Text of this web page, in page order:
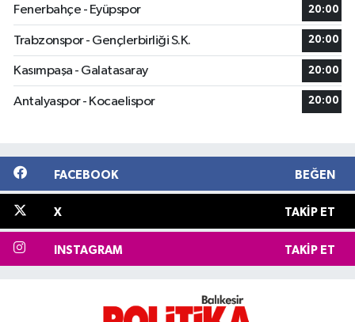
Fenerbahçe - Eyüpspor 20:00
Trabzonspor - Gençlerbirliği S.K. 20:00
Kasımpaşa - Galatasaray 20:00
Antalyaspor - Kocaelispor 20:00
FACEBOOK BEĞEN
X TAKIP ET
INSTAGRAM TAKIP ET